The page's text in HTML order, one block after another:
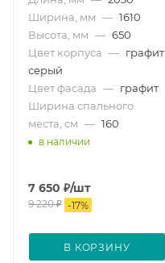
Ширина, мм — 1610
Высота, мм — 650
Цвет корпуса — графит
серый
Цвет фасада — графит
Ширина спального
места, см — 160
в наличии
7 650 ₽/шт
9 220₽ -17%
В КОРЗИНУ